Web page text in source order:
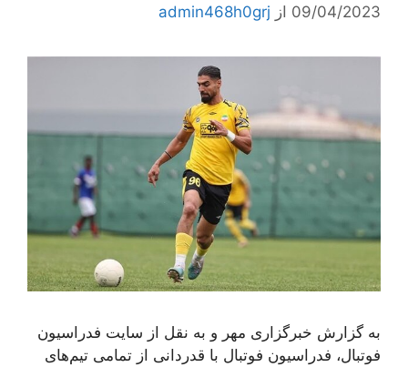
09/04/2023 از admin468h0grj
به گزارش خبرگزاری مهر و به نقل از سایت فدراسیون
فوتبال، فدراسیون فوتبال با قدردانی از تمامی تیم‌های